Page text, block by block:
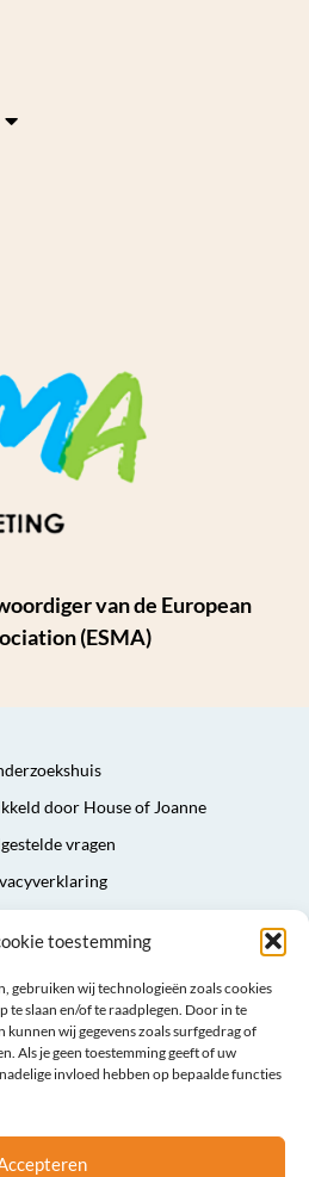
toestemming
gebruiken wij technologieën zoals cookies
te slaan en/of te raadplegen. Door in te
kunnen wij gegevens zoals surfgedrag of
Als je geen toestemming geeft of uw
invloed hebben op bepaalde functies
van de European
(ESMA)
door House of Joanne
vragen
Sitemap